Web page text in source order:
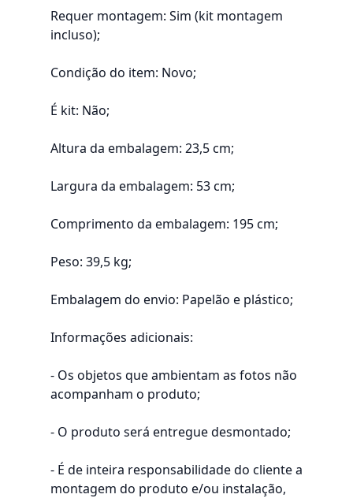
Requer montagem: Sim (kit montagem
incluso);
Condição do item: Novo;
É kit: Não;
Altura da embalagem: 23,5 cm;
Largura da embalagem: 53 cm;
Comprimento da embalagem: 195 cm;
Peso: 39,5 kg;
Embalagem do envio: Papelão e plástico;
Informações adicionais:
- Os objetos que ambientam as fotos não
acompanham o produto;
- O produto será entregue desmontado;
- É de inteira responsabilidade do cliente a
montagem do produto e/ou instalação,